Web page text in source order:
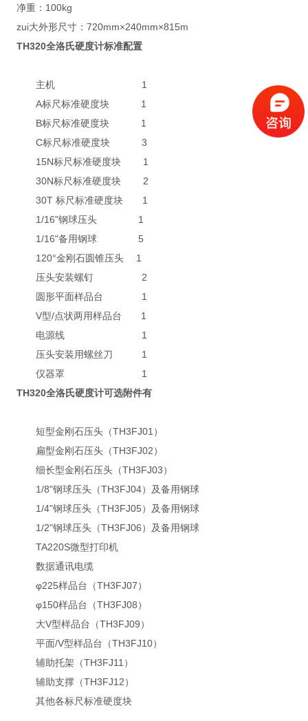
净重：100kg
zui大外形尺寸：720mm×240mm×815m
TH320全洛氏硬度计标准配置
主机 1
A标尺标准硬度块 1
B标尺标准硬度块 1
C标尺标准硬度块 3
15N标尺标准硬度块 1
30N标尺标准硬度块 2
30T 标尺标准硬度块 1
1/16"钢球压头 1
1/16"备用钢球 5
120°金刚石圆锥压头 1
压头安装螺钉 2
圆形平面样品台 1
V型/点状两用样品台 1
电源线 1
压头安装用螺丝刀 1
仪器罩 1
TH320全洛氏硬度计可选附件有
短型金刚石压头（TH3FJ01）
扁型金刚石压头（TH3FJ02）
细长型金刚石压头（TH3FJ03）
1/8"钢球压头（TH3FJ04）及备用钢球
1/4"钢球压头（TH3FJ05）及备用钢球
1/2"钢球压头（TH3FJ06）及备用钢球
TA220S微型打印机
数据通讯电缆
φ225样品台（TH3FJ07）
φ150样品台（TH3FJ08）
大V型样品台（TH3FJ09）
平面/V型样品台（TH3FJ10）
辅助托架（TH3FJ11）
辅助支撑（TH3FJ12）
其他各标尺标准硬度块